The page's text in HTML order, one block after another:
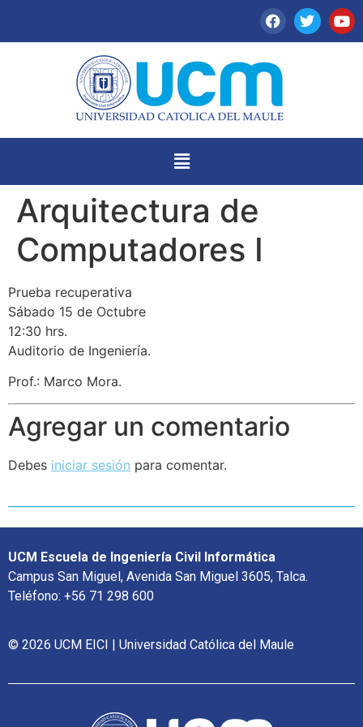
Arquitectura de
Computadores I
Prueba recuperativa
Sábado 15 de Octubre
12:30 hrs.
Auditorio de Ingeniería.
Prof.: Marco Mora.
Agregar un comentario
Debes iniciar sesión para comentar.
UCM Escuela de Ingeniería Civil Informática
Campus San Miguel, Avenida San Miguel 3605, Talca.
Teléfono: +56 71 298 600
© 2026 UCM EICI | Universidad Católica del Maule